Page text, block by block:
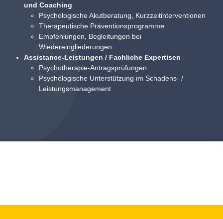
und Coaching
Psychologische Akutberatung, Kurzzeitinterventionen
Therapeutische Präventionsprogramme
Empfehlungen, Begleitungen bei
Wiedereingliederungen
Assistance-Leistungen / Fachliche Expertisen
Psychotherapie-Antragsprüfungen
Psychologische Unterstützung im Schadens- /
Leistungsmanagement